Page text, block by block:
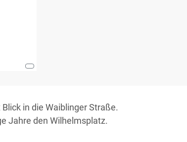
in die Waiblinger Straße.
Jahre den Wilhelmsplatz.